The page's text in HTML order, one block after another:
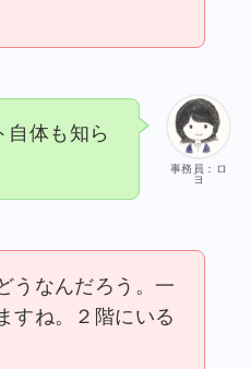
事務員：ロ
ヨ
自体も知ら
うなんだろう。一
すね。２階にいる